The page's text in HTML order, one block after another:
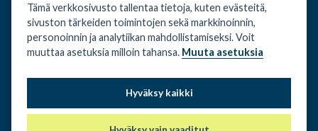
Kaakkurintie 12,
37150 Nokia
Rekisteri- ja tietosuojaseloste
Vuokraus- ja
Tämä verkkosivusto tallentaa tietoja, kuten evästeitä,
sivuston tärkeiden toimintojen sekä markkinoinnin,
personoinnin ja analytiikan mahdollistamiseksi. Voit
muuttaa asetuksia milloin tahansa. Muuta asetuksia
Hyväksy kaikki